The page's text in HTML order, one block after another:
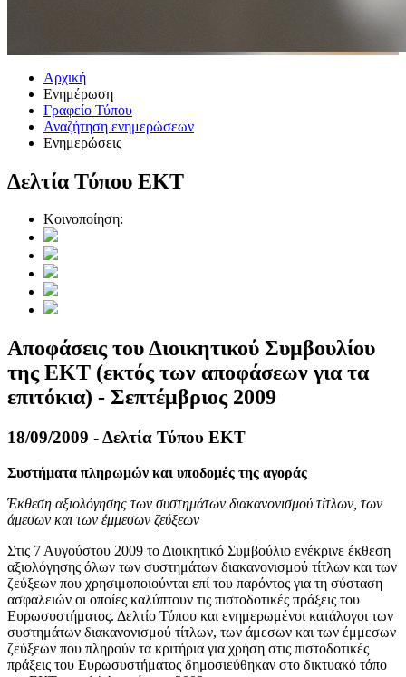
Αρχική
Ενημέρωση
Γραφείο Τύπου
Αναζήτηση ενημερώσεων
Ενημερώσεις
Δελτία Τύπου ΕΚΤ
Κοινοποίηση:
Αποφάσεις του Διοικητικού Συμβουλίου
της ΕΚΤ (εκτός των αποφάσεων για τα
επιτόκια) - Σεπτέμβριος 2009
18/09/2009 - Δελτία Τύπου ΕΚΤ
Συστήματα πληρωμών και υποδομές της αγοράς
Έκθεση αξιολόγησης των συστημάτων διακανονισμού τίτλων, των
άμεσων και των έμμεσων ζεύξεων
Στις 7 Αυγούστου 2009 το Διοικητικό Συμβούλιο ενέκρινε έκθεση
αξιολόγησης όλων των συστημάτων διακανονισμού τίτλων και των
ζεύξεων που χρησιμοποιούνται επί του παρόντος για τη σύσταση
ασφαλειών οι οποίες καλύπτουν τις πιστοδοτικές πράξεις του
Ευρωσυστήματος. Δελτίο Τύπου και ενημερωμένοι κατάλογοι των
συστημάτων διακανονισμού τίτλων, των άμεσων και των έμμεσων
ζεύξεων που πληρούν τα κριτήρια για χρήση στις πιστοδοτικές
πράξεις του Ευρωσυστήματος δημοσιεύθηκαν στο δικτυακό τόπο